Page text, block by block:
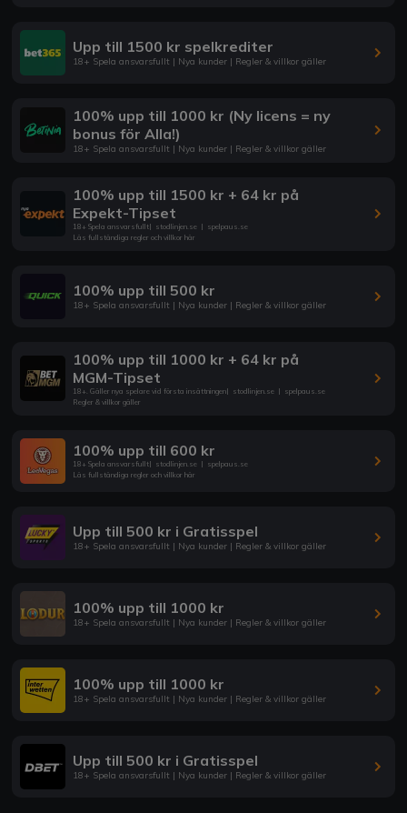
Upp till 1500 kr spelkrediter
18+ Spela ansvarsfullt | Nya kunder | Regler & villkor gäller
100% upp till 1000 kr (Ny licens = ny
bonus för Alla!)
18+ Spela ansvarsfullt | Nya kunder | Regler & villkor gäller
100% upp till 1500 kr + 64 kr på
Expekt-Tipset
18+ Spela ansvarsfullt| stodlinjen.se | spelpaus.se
Läs fullständiga regler och villkor här
100% upp till 500 kr
18+ Spela ansvarsfullt | Nya kunder | Regler & villkor gäller
100% upp till 1000 kr + 64 kr på
MGM-Tipset
18+. Gäller nya spelare vid första insättningen| stodlinjen.se | spelpaus.se
Regler & villkor gäller
100% upp till 600 kr
18+ Spela ansvarsfullt| stodlinjen.se | spelpaus.se
Läs fullständiga regler och villkor här
Upp till 500 kr i Gratisspel
18+ Spela ansvarsfullt | Nya kunder | Regler & villkor gäller
100% upp till 1000 kr
18+ Spela ansvarsfullt | Nya kunder | Regler & villkor gäller
100% upp till 1000 kr
18+ Spela ansvarsfullt | Nya kunder | Regler & villkor gäller
Upp till 500 kr i Gratisspel
18+ Spela ansvarsfullt | Nya kunder | Regler & villkor gäller